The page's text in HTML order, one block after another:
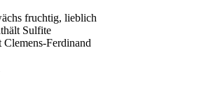
fruchtig, lieblich
Sulfite
Ferdinand